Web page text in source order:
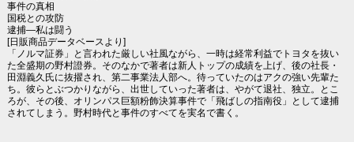
事件の真相
国税との攻防
逮捕―私は闘う
[日販商品データベースより]
「ノルマ証券」と言われた厳しい社風ながら、一時は経常利益でトヨタを抜い
た全盛期の野村證券。そのなかで著者は新人トップの成績を上げ、後の社長・
田淵義久氏に抜擢され、第二事業法人部へ。待っていたのはアクの強い先輩た
ち。彼らとぶつかりながら、出世していった著者は、やがて退社、独立。とこ
ろが、その後、オリンパス巨額粉飾決算事件で「飛ばしの指南役」として逮捕
されてしまう。野村時代と事件のすべてを実名で書く。